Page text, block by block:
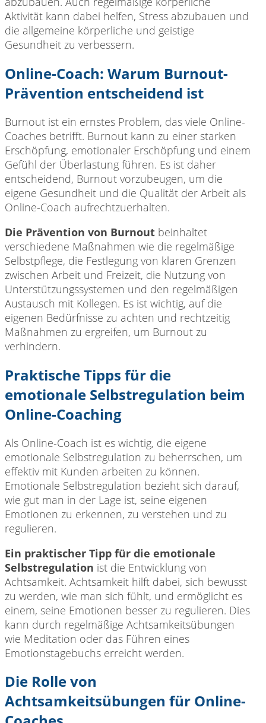
Aktivität kann dabei helfen, Stress abzubauen und
die allgemeine körperliche und geistige
Gesundheit zu verbessern.
Online-Coach: Warum Burnout-
Prävention entscheidend ist
Burnout ist ein ernstes Problem, das viele Online-
Coaches betrifft. Burnout kann zu einer starken
Erschöpfung, emotionaler Erschöpfung und einem
Gefühl der Überlastung führen. Es ist daher
entscheidend, Burnout vorzubeugen, um die
eigene Gesundheit und die Qualität der Arbeit als
Online-Coach aufrechtzuerhalten.
Die Prävention von Burnout beinhaltet
verschiedene Maßnahmen wie die regelmäßige
Selbstpflege, die Festlegung von klaren Grenzen
zwischen Arbeit und Freizeit, die Nutzung von
Unterstützungssystemen und den regelmäßigen
Austausch mit Kollegen. Es ist wichtig, auf die
eigenen Bedürfnisse zu achten und rechtzeitig
Maßnahmen zu ergreifen, um Burnout zu
verhindern.
Praktische Tipps für die
emotionale Selbstregulation beim
Online-Coaching
Als Online-Coach ist es wichtig, die eigene
emotionale Selbstregulation zu beherrschen, um
effektiv mit Kunden arbeiten zu können.
Emotionale Selbstregulation bezieht sich darauf,
wie gut man in der Lage ist, seine eigenen
Emotionen zu erkennen, zu verstehen und zu
regulieren.
Ein praktischer Tipp für die emotionale
Selbstregulation ist die Entwicklung von
Achtsamkeit. Achtsamkeit hilft dabei, sich bewusst
zu werden, wie man sich fühlt, und ermöglicht es
einem, seine Emotionen besser zu regulieren. Dies
kann durch regelmäßige Achtsamkeitsübungen
wie Meditation oder das Führen eines
Emotionstagebuchs erreicht werden.
Die Rolle von
Achtsamkeitsübungen für Online-